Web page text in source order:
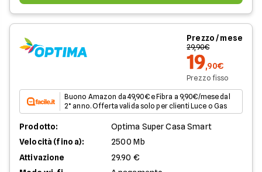
Prezzo / mese
29,90€
19,90€
Prezzo fisso
Buono Amazon da 49,90€ e Fibra a 9,90€/mese dal
2° anno. Offerta valida solo per clienti Luce o Gas
Prodotto:
Optima Super Casa Smart
Velocità (fino a):
2500 Mb
Attivazione
29.90 €